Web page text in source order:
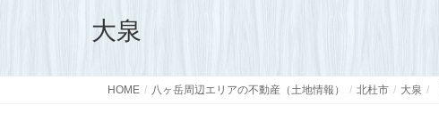
大泉
HOME 八ヶ岳周辺エリアの不動産（土地情報） 北杜市 大泉